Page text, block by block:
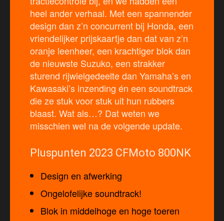
heel ander verhaal. Met een spannender
design dan z’n concurrent bij Honda, een
vriendelijker prijskaartje dan dat van z’n
oranje leenheer, een krachtiger blok dan
de nieuwste Suzuko, een strakker
sturend rijwielgedeelte dan Yamaha’s en
Kawasaki’s inzending én een soundtrack
die ze stuk voor stuk uit hun rubbers
blaast. Wat als…? Dat weten we
misschien wel na de volgende update.
Pluspunten 2023 CFMoto 800NK
Design en afwerking
Ongelofelijke soundtrack!
Blok in middelhoge en hoge toeren